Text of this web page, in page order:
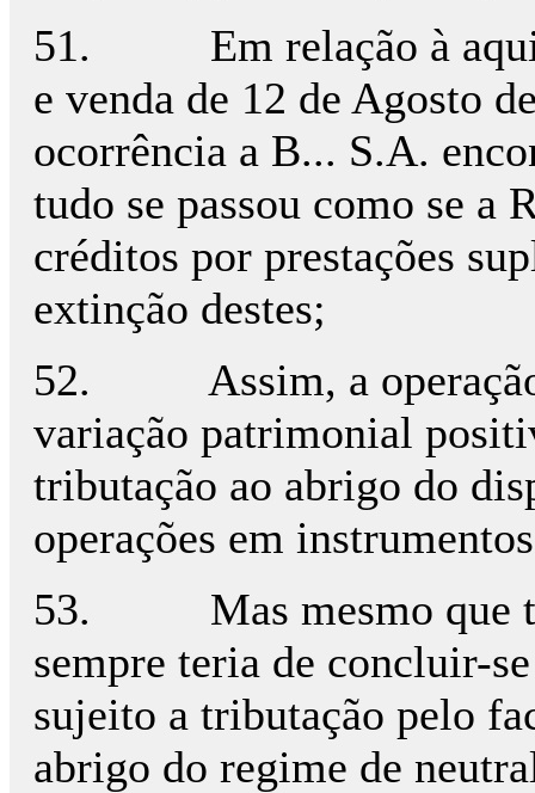
51. Em relação à
e venda de 12 de Agosto
ocorrência a B... S.A.
tudo se passou como se a
créditos por prestações
extinção destes;
52. Assim, a operação
variação patrimonial
tributação ao abrigo do
operações em
53. Mas mesmo que tal
sempre teria de concluir-
sujeito a tributação pelo
abrigo do regime de